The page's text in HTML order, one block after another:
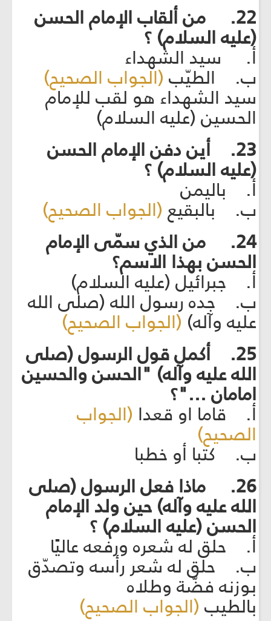
22. من ألقاب الإمام الحسن
(عليه السلام) ؟
أ. سيد الشهداء
ب. الطيّب (الجواب الصحيح)
سيد الشهداء هو لقب للإمام
الحسين (عليه السلام)
23. أين دفن الإمام الحسن
(عليه السلام) ؟
أ. باليمن
ب. بالبقيع (الجواب الصحيح)
24. من الذي سمّى الإمام
الحسن بهذا الاسم؟
أ. جبرائيل (عليه السلام)
ب. جده رسول الله (صلى الله
عليه وآله) (الجواب الصحيح)
25. أكمل قول الرسول (صلى
الله عليه وآله) "الحسن والحسين
امامان ..."؟
أ. قاما او قعدا (الجواب
الصحيح)
ب. كتبا أو خطبا
26. ماذا فعل الرسول (صلى
الله عليه وآله) حين ولد الإمام
الحسن (عليه السلام) ؟
أ. حلق له شعره ورفعه عاليًا
ب. حلق له شعر رأسه وتصدّق
بوزنه فضّة وطلاه
بالطيب (الجواب الصحيح)